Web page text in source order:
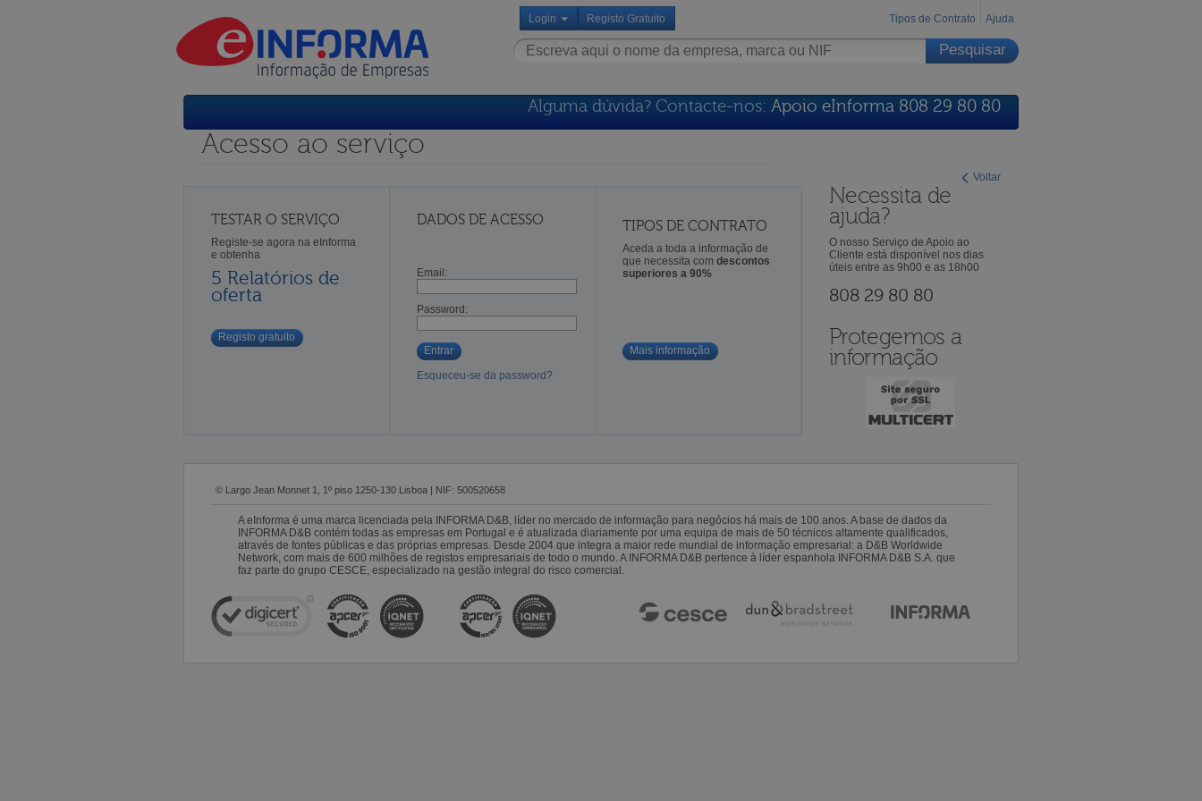
Login Registo Gratuito Tipos de Contrato Ajuda
Alguma dúvida? Contacte-nos: Apoio eInforma 808 29 80 80
Voltar
Acesso ao serviço
TESTAR O SERVIÇO
Registe-se agora na eInforma
e obtenha
5 Relatórios de
oferta
Registo gratuito
DADOS DE ACESSO
Email:
Password:
Entrar
Esqueceu-se da password?
TIPOS DE CONTRATO
Aceda a toda a informação de
que necessita comdescontos
superiores a 90%
Mais informação
Necessita de
ajuda?
O nosso Serviço de Apoio ao
Cliente está disponível nos dias
úteis entre as 9h00 e as 18h00
808 29 80 80
Protegemos a
informação
© Largo Jean Monnet 1, 1º piso 1250-130 Lisboa | NIF: 500520658
A eInforma é uma marca licenciada pela INFORMA D&B, líder no mercado de informação para negócios há mais de 100 anos. A base de dados da
INFORMA D&B contém todas as empresas em Portugal e é atualizada diariamente por uma equipa de mais de 50 técnicos altamente qualificados,
através de fontes públicas e das próprias empresas. Desde 2004 que integra a maior rede mundial de informação empresarial: a D&B Worldwide
Network, com mais de 600 milhões de registos empresariais de todo o mundo. A INFORMA D&B pertence à líder espanhola INFORMA D&B S.A. que
faz parte do grupo CESCE, especializado na gestão integral do risco comercial.